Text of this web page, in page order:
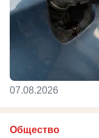
07.08.2026
Общество